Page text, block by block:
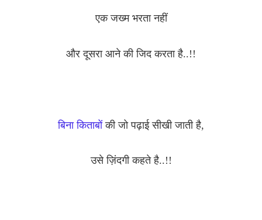
एक जख्म भरता नहीं
और दूसरा आने की जिद करता है..!!
बिना किताबोंकी जो पढ़ाई सीखी जाती है,
उसे ज़िंदगी कहते है..!!